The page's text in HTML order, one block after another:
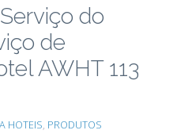
do
de
AWHT 113
HOTEIS, PRODUTOS